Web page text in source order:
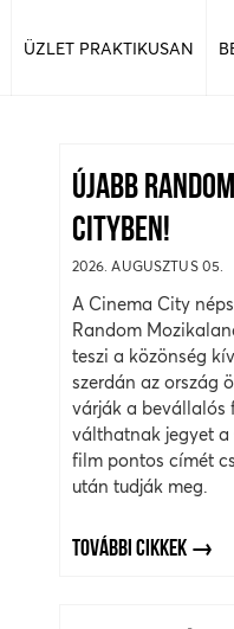
ÜZLET PRAKTIKUSAN
ÚJABB
CITYBEN!
2026. AUGUSZTUS 05.
A Cinema City
Random
teszi a közönség
szerdán az ország
várják a bevállalós
válthatnak jegyet a
film pontos címét
után tudják meg.
TOVÁBBI CIKKEK